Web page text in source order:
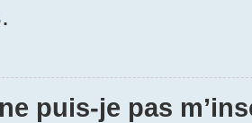
puis-je pas